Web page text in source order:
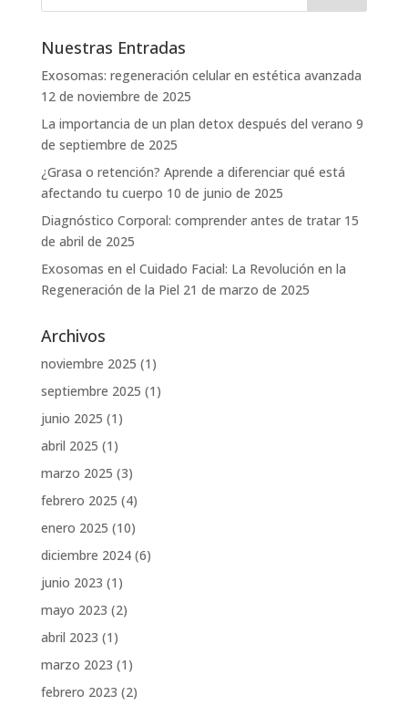
Nuestras Entradas
Exosomas: regeneración celular en estética avanzada
12 de noviembre de 2025
La importancia de un plan detox después del verano 9
de septiembre de 2025
¿Grasa o retención? Aprende a diferenciar qué está
afectando tu cuerpo 10 de junio de 2025
Diagnóstico Corporal: comprender antes de tratar 15
de abril de 2025
Exosomas en el Cuidado Facial: La Revolución en la
Regeneración de la Piel 21 de marzo de 2025
Archivos
noviembre 2025 (1)
septiembre 2025 (1)
junio 2025 (1)
abril 2025 (1)
marzo 2025 (3)
febrero 2025 (4)
enero 2025 (10)
diciembre 2024(6)
junio 2023 (1)
mayo 2023 (2)
abril 2023 (1)
marzo 2023 (1)
febrero 2023 (2)